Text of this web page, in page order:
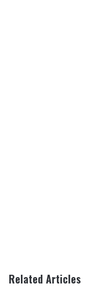
Related Articles